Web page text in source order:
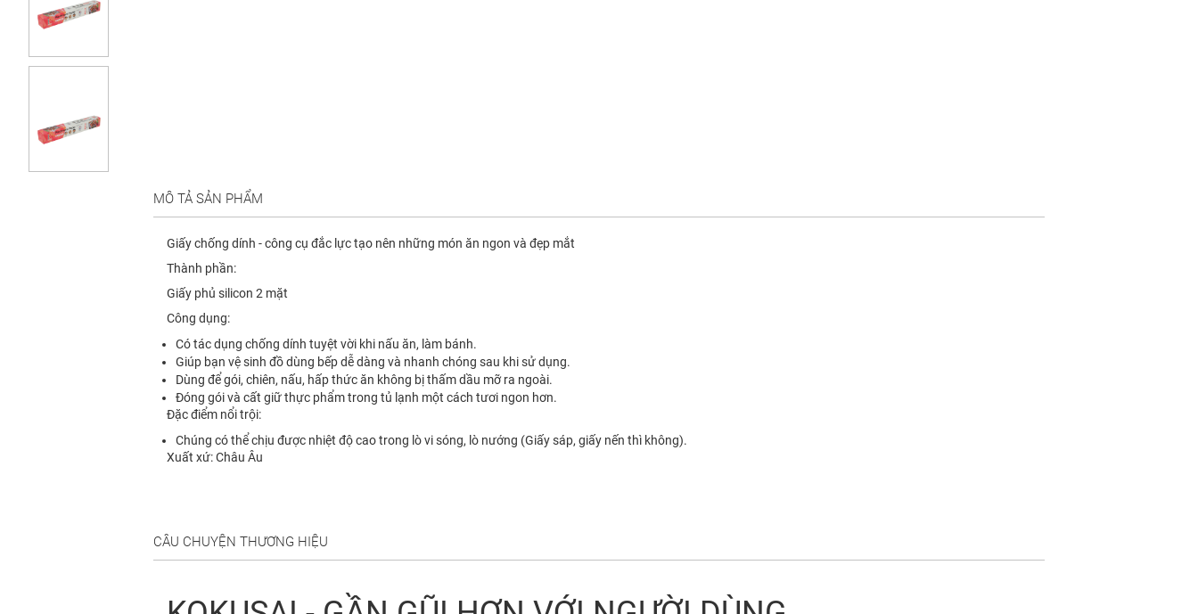
MÔ TẢ SẢN PHẨM
Giấy chống dính - công cụ đắc lực tạo nên những món ăn ngon và đẹp mắt
Thành phần:
Giấy phủ silicon 2 mặt
Công dụng:
Có tác dụng chống dính tuyệt vời khi nấu ăn, làm bánh.
Giúp bạn vệ sinh đồ dùng bếp dễ dàng và nhanh chóng sau khi sử dụng.
Dùng để gói, chiên, nấu, hấp thức ăn không bị thấm dầu mỡ ra ngoài.
Đóng gói và cất giữ thực phẩm trong tủ lạnh một cách tươi ngon hơn.
Đặc điểm nổi trội:
Chúng có thể chịu được nhiệt độ cao trong lò vi sóng, lò nướng (Giấy sáp, giấy nến thì không).
Xuất xứ: Châu Âu
CÂU CHUYỆN THƯƠNG HIỆU